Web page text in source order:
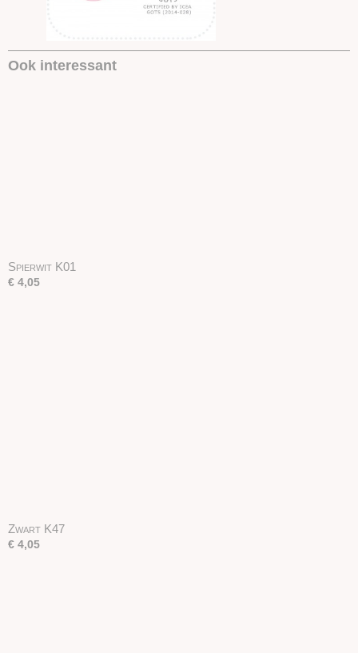
Ook interessant
Spierwit K01
€ 4,05
Zwart K47
€ 4,05